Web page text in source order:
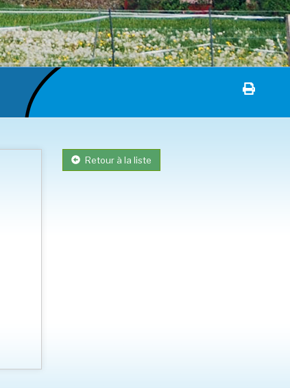
Retour à la liste